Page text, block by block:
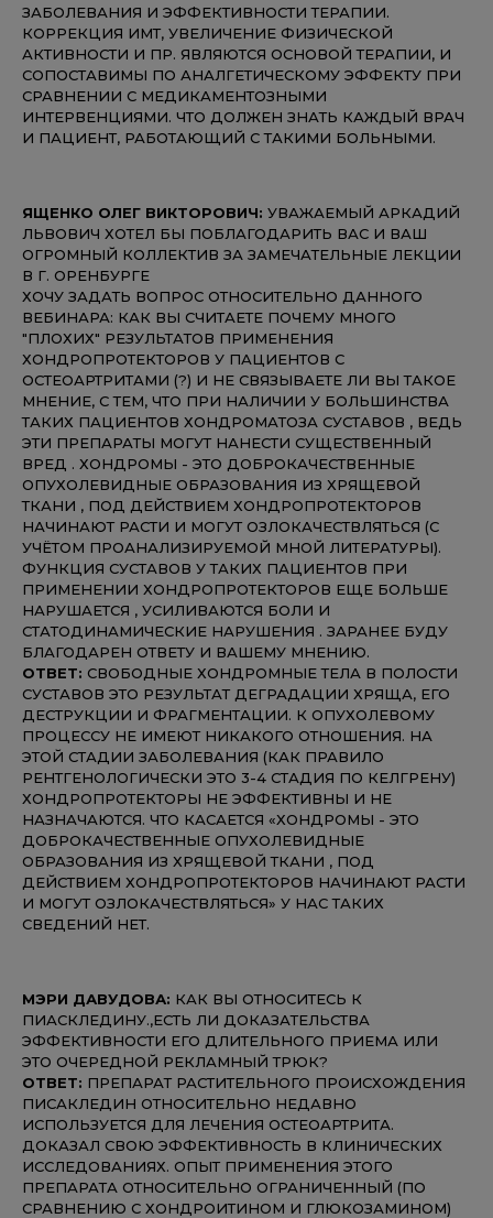
ЗАБОЛЕВАНИЯ И ЭФФЕКТИВНОСТИ ТЕРАПИИ.
КОРРЕКЦИЯ ИМТ, УВЕЛИЧЕНИЕ ФИЗИЧЕСКОЙ
АКТИВНОСТИ И ПР. ЯВЛЯЮТСЯ ОСНОВОЙ ТЕРАПИИ, И
СОПОСТАВИМЫ ПО АНАЛГЕТИЧЕСКОМУ ЭФФЕКТУ ПРИ
СРАВНЕНИИ С МЕДИКАМЕНТОЗНЫМИ
ИНТЕРВЕНЦИЯМИ. ЧТО ДОЛЖЕН ЗНАТЬ КАЖДЫЙ ВРАЧ
И ПАЦИЕНТ, РАБОТАЮЩИЙ С ТАКИМИ БОЛЬНЫМИ.
ЯЩЕНКО ОЛЕГ ВИКТОРОВИЧ: УВАЖАЕМЫЙ АРКАДИЙ
ЛЬВОВИЧ ХОТЕЛ БЫ ПОБЛАГОДАРИТЬ ВАС И ВАШ
ОГРОМНЫЙ КОЛЛЕКТИВ ЗА ЗАМЕЧАТЕЛЬНЫЕ ЛЕКЦИИ
В Г. ОРЕНБУРГЕ
ХОЧУ ЗАДАТЬ ВОПРОС ОТНОСИТЕЛЬНО ДАННОГО
ВЕБИНАРА: КАК ВЫ СЧИТАЕТЕ ПОЧЕМУ МНОГО
"ПЛОХИХ" РЕЗУЛЬТАТОВ ПРИМЕНЕНИЯ
ХОНДРОПРОТЕКТОРОВ У ПАЦИЕНТОВ С
ОСТЕОАРТРИТАМИ (?) И НЕ СВЯЗЫВАЕТЕ ЛИ ВЫ ТАКОЕ
МНЕНИЕ, С ТЕМ, ЧТО ПРИ НАЛИЧИИ У БОЛЬШИНСТВА
ТАКИХ ПАЦИЕНТОВ ХОНДРОМАТОЗА СУСТАВОВ , ВЕДЬ
ЭТИ ПРЕПАРАТЫ МОГУТ НАНЕСТИ СУЩЕСТВЕННЫЙ
ВРЕД . ХОНДРОМЫ - ЭТО ДОБРОКАЧЕСТВЕННЫЕ
ОПУХОЛЕВИДНЫЕ ОБРАЗОВАНИЯ ИЗ ХРЯЩЕВОЙ
ТКАНИ , ПОД ДЕЙСТВИЕМ ХОНДРОПРОТЕКТОРОВ
НАЧИНАЮТ РАСТИ И МОГУТ ОЗЛОКАЧЕСТВЛЯТЬСЯ (С
УЧЁТОМ ПРОАНАЛИЗИРУЕМОЙ МНОЙ ЛИТЕРАТУРЫ).
ФУНКЦИЯ СУСТАВОВ У ТАКИХ ПАЦИЕНТОВ ПРИ
ПРИМЕНЕНИИ ХОНДРОПРОТЕКТОРОВ ЕЩЕ БОЛЬШЕ
НАРУШАЕТСЯ , УСИЛИВАЮТСЯ БОЛИ И
СТАТОДИНАМИЧЕСКИЕ НАРУШЕНИЯ . ЗАРАНЕЕ БУДУ
БЛАГОДАРЕН ОТВЕТУ И ВАШЕМУ МНЕНИЮ.
ОТВЕТ: СВОБОДНЫЕ ХОНДРОМНЫЕ ТЕЛА В ПОЛОСТИ
СУСТАВОВ ЭТО РЕЗУЛЬТАТ ДЕГРАДАЦИИ ХРЯЩА, ЕГО
ДЕСТРУКЦИИ И ФРАГМЕНТАЦИИ. К ОПУХОЛЕВОМУ
ПРОЦЕССУ НЕ ИМЕЮТ НИКАКОГО ОТНОШЕНИЯ. НА
ЭТОЙ СТАДИИ ЗАБОЛЕВАНИЯ (КАК ПРАВИЛО
РЕНТГЕНОЛОГИЧЕСКИ ЭТО 3-4 СТАДИЯ ПО КЕЛГРЕНУ)
ХОНДРОПРОТЕКТОРЫ НЕ ЭФФЕКТИВНЫ И НЕ
НАЗНАЧАЮТСЯ. ЧТО КАСАЕТСЯ «ХОНДРОМЫ - ЭТО
ДОБРОКАЧЕСТВЕННЫЕ ОПУХОЛЕВИДНЫЕ
ОБРАЗОВАНИЯ ИЗ ХРЯЩЕВОЙ ТКАНИ , ПОД
ДЕЙСТВИЕМ ХОНДРОПРОТЕКТОРОВ НАЧИНАЮТ РАСТИ
И МОГУТ ОЗЛОКАЧЕСТВЛЯТЬСЯ» У НАС ТАКИХ
СВЕДЕНИЙ НЕТ.
МЭРИ ДАВУДОВА: КАК ВЫ ОТНОСИТЕСЬ К
ПИАСКЛЕДИНУ.,ЕСТЬ ЛИ ДОКАЗАТЕЛЬСТВА
ЭФФЕКТИВНОСТИ ЕГО ДЛИТЕЛЬНОГО ПРИЕМА ИЛИ
ЭТО ОЧЕРЕДНОЙ РЕКЛАМНЫЙ ТРЮК?
ОТВЕТ: ПРЕПАРАТ РАСТИТЕЛЬНОГО ПРОИСХОЖДЕНИЯ
ПИСАКЛЕДИН ОТНОСИТЕЛЬНО НЕДАВНО
ИСПОЛЬЗУЕТСЯ ДЛЯ ЛЕЧЕНИЯ ОСТЕОАРТРИТА.
ДОКАЗАЛ СВОЮ ЭФФЕКТИВНОСТЬ В КЛИНИЧЕСКИХ
ИССЛЕДОВАНИЯХ. ОПЫТ ПРИМЕНЕНИЯ ЭТОГО
ПРЕПАРАТА ОТНОСИТЕЛЬНО ОГРАНИЧЕННЫЙ (ПО
СРАВНЕНИЮ С ХОНДРОИТИНОМ И ГЛЮКОЗАМИНОМ)